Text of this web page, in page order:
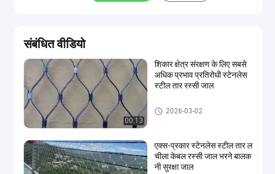
संबंधित वीडियो
00:13
शिकार क्षेत्र संरक्षण के लिए सबसे
अधिक प्रभाव प्रतिरोधी स्टेनलेस
स्टील तार रस्सी जाल
वायर रस्सी मेष
2026-03-02
एक्स-प्रकार स्टेनलेस स्टील तार ल
चीला केबल रस्सी जाल भरने बालक
नी सुरक्षा जाल